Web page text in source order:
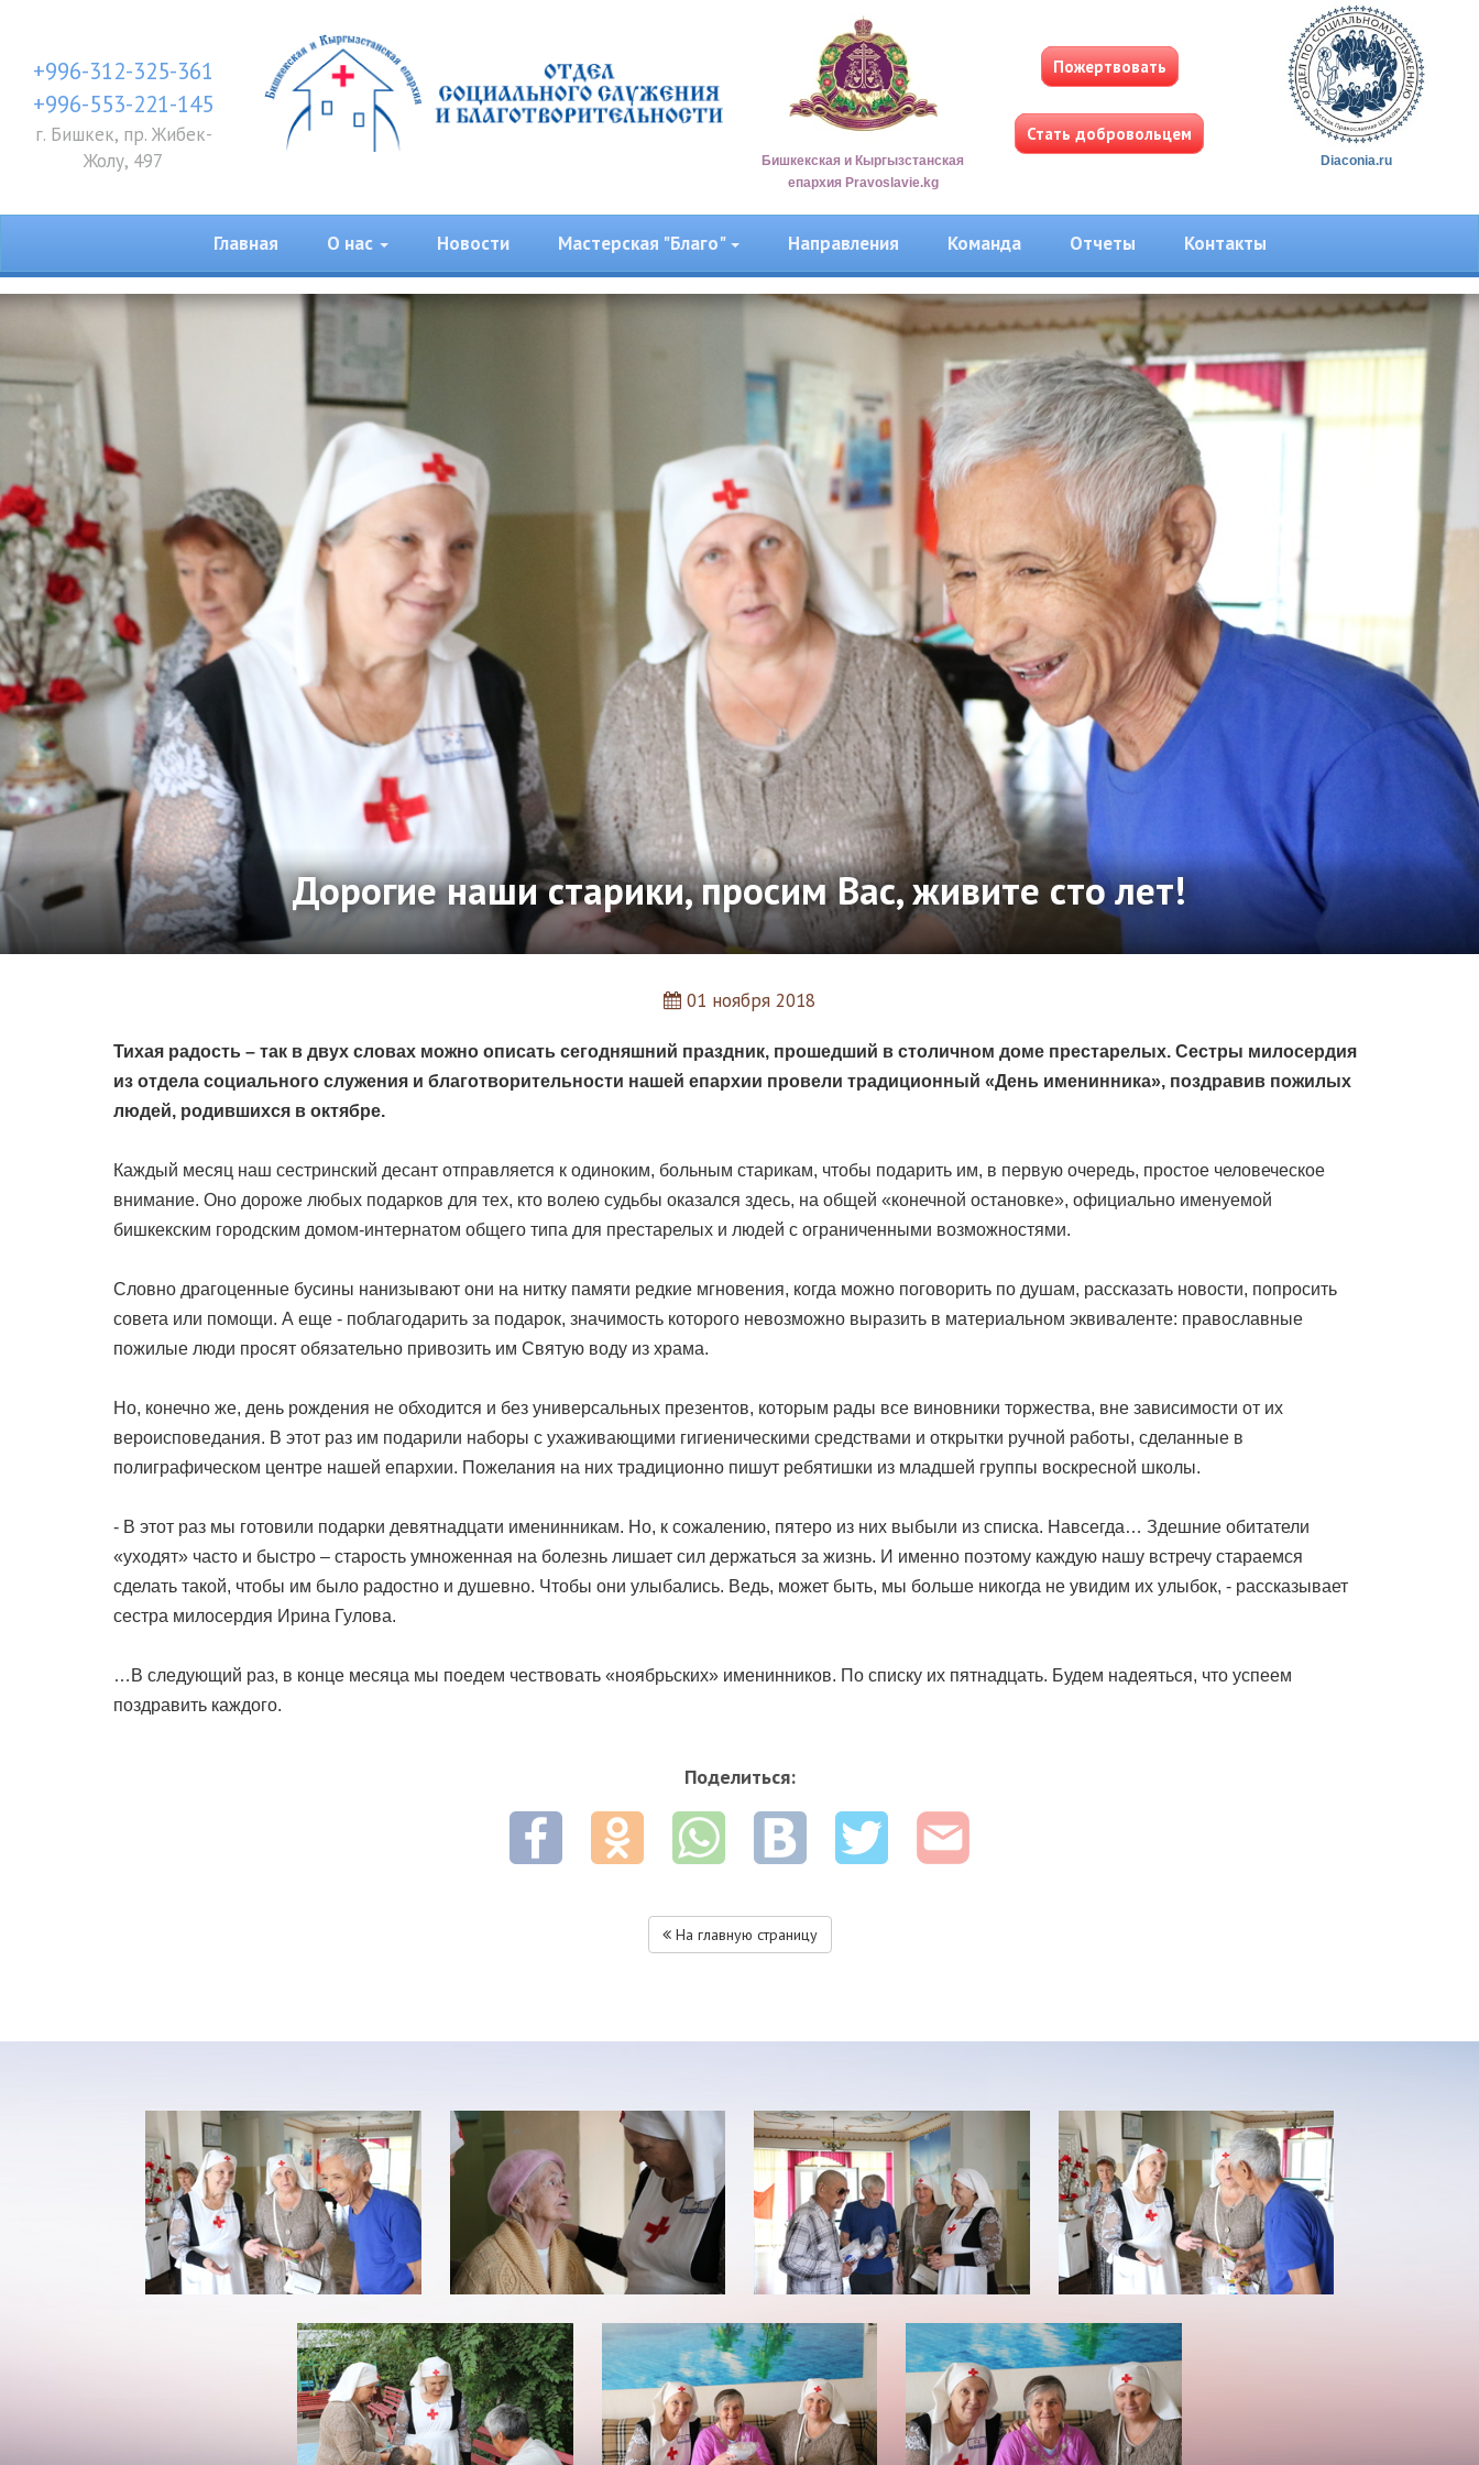
+996-312-325-361
+996-553-221-145
г. Бишкек, пр. Жибек-
Жолу, 497
Бишкекская и Кыргызстанская
епархия Pravoslavie.kg
Пожертвовать
Стать добровольцем
Diaconia.ru
Главная О нас Новости Мастерская "Благо" Направления Команда Отчеты Контакты
Дорогие наши старики, просим Вас, живите сто лет!
01 ноября 2018
Тихая радость – так в двух словах можно описать сегодняшний праздник, прошедший в столичном доме престарелых. Сестры милосердия
из отдела социального служения и благотворительности нашей епархии провели традиционный «День именинника», поздравив пожилых
людей, родившихся в октябре.
Каждый месяц наш сестринский десант отправляется к одиноким, больным старикам, чтобы подарить им, в первую очередь, простое человеческое
внимание. Оно дороже любых подарков для тех, кто волею судьбы оказался здесь, на общей «конечной остановке», официально именуемой
бишкекским городским домом-интернатом общего типа для престарелых и людей с ограниченными возможностями.
Словно драгоценные бусины нанизывают они на нитку памяти редкие мгновения, когда можно поговорить по душам, рассказать новости, попросить
совета или помощи. А еще - поблагодарить за подарок, значимость которого невозможно выразить в материальном эквиваленте: православные
пожилые люди просят обязательно привозить им Святую воду из храма.
Но, конечно же, день рождения не обходится и без универсальных презентов, которым рады все виновники торжества, вне зависимости от их
вероисповедания. В этот раз им подарили наборы с ухаживающими гигиеническими средствами и открытки ручной работы, сделанные в
полиграфическом центре нашей епархии. Пожелания на них традиционно пишут ребятишки из младшей группы воскресной школы.
- В этот раз мы готовили подарки девятнадцати именинникам. Но, к сожалению, пятеро из них выбыли из списка. Навсегда… Здешние обитатели
«уходят» часто и быстро – старость умноженная на болезнь лишает сил держаться за жизнь. И именно поэтому каждую нашу встречу стараемся
сделать такой, чтобы им было радостно и душевно. Чтобы они улыбались. Ведь, может быть, мы больше никогда не увидим их улыбок, - рассказывает
сестра милосердия Ирина Гулова.
…В следующий раз, в конце месяца мы поедем чествовать «ноябрьских» именинников. По списку их пятнадцать. Будем надеяться, что успеем
поздравить каждого.
Поделиться:
На главную страницу